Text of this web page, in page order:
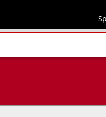
grosse vnd kleine Handels vnd
Königlichen vn[d]